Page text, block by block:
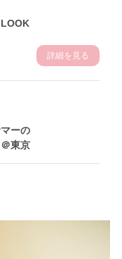
詳細を見る
ーの
東京